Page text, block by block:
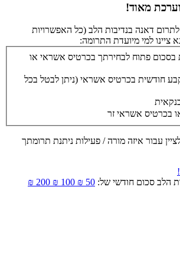
מאוד!
דאנה בנדיבות הלב (כל האפשרויות
ציינו למי מיועדת התרומה:
בסכום פתוח לבחירתך בכרטיס אשראי או
חודשית בכרטיס אשראי (ניתן לבטל בכל
בכרטיס אשראי זר
עבור איזה מורה / פעילות ניתנת תרומתך
הלב סכום חודשי של: 50 ₪
100 ₪
200 ₪